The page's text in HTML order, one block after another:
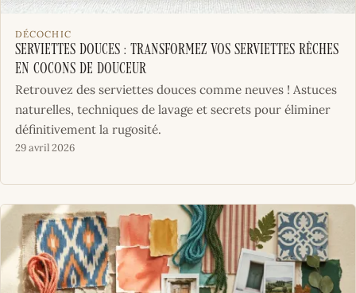
DÉCOCHIC
Serviettes douces : transformez vos serviettes rêches
en cocons de douceur
Retrouvez des serviettes douces comme neuves ! Astuces
naturelles, techniques de lavage et secrets pour éliminer
définitivement la rugosité.
29 avril 2026